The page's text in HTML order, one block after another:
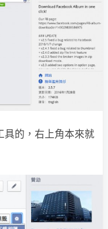
具的，右上角本來就